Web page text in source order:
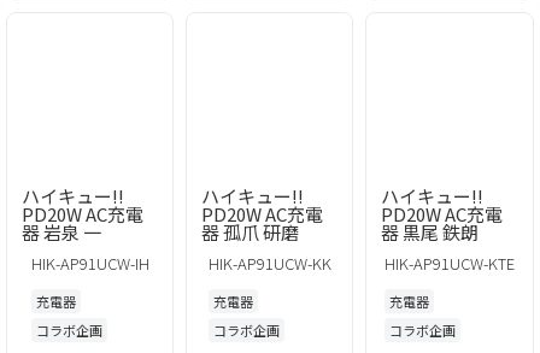
ハイキュー!!
PD20W AC充電
器 岩泉 一
HIK-AP91UCW-IH
充電器
コラボ企画
ハイキュー!!
PD20W AC充電
器 孤爪 研磨
HIK-AP91UCW-KK
充電器
コラボ企画
ハイキュー!!
PD20W AC充電
器 黒尾 鉄朗
HIK-AP91UCW-KTE
充電器
コラボ企画